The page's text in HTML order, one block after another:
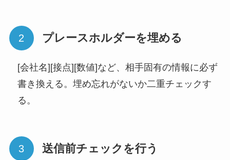
プレースホルダーを埋める
[会社名][接点][数値]など、相手固有の情報に必ず
書き換える。埋め忘れがないか二重チェックす
る。
送信前チェックを行う